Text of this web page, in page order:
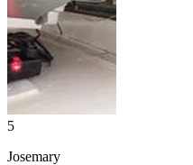
5
Josemary